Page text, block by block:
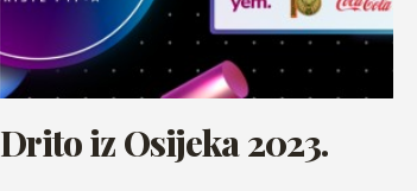
Drito iz Osijeka 2023.